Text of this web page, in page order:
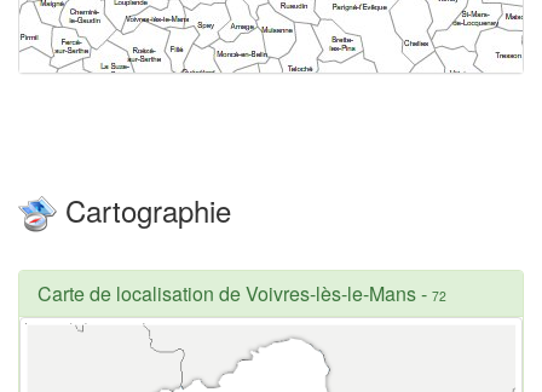
Cartographie
Carte de localisation de Voivres-lès-le-Mans- 72